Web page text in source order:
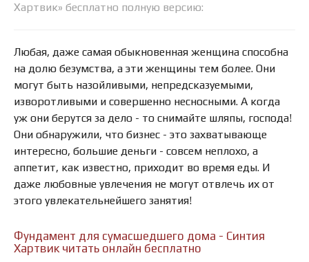
Хартвик» бесплатно полную версию:
Любая, даже самая обыкновенная женщина способна
на долю безумства, а эти женщины тем более. Они
могут быть назойливыми, непредсказуемыми,
изворотливыми и совершенно несносными. А когда
уж они берутся за дело - то снимайте шляпы, господа!
Они обнаружили, что бизнес - это захватывающе
интересно, большие деньги - совсем неплохо, а
аппетит, как известно, приходит во время еды. И
даже любовные увлечения не могут отвлечь их от
этого увлекательнейшего занятия!
Фундамент для сумасшедшего дома - Синтия
Хартвик читать онлайн бесплатно